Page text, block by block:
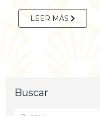
LEER MÁS
Buscar